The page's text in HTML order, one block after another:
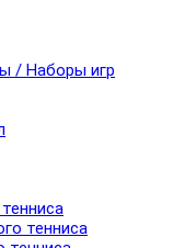
/ Наборы игр
тенниса